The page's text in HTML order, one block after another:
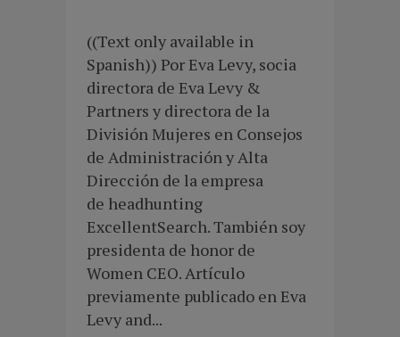
((Text only available in
Spanish)) Por Eva Levy, socia
directora de Eva Levy &
Partners y directora de la
División Mujeres en Consejos
de Administración y Alta
Dirección de la empresa
de headhunting
ExcellentSearch. También soy
presidenta de honor de
Women CEO. Artículo
previamente publicado en Eva
Levy and...